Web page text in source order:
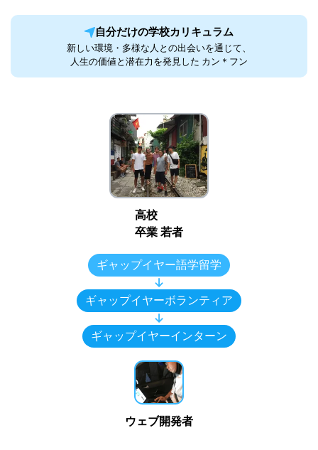
自分だけの学校カリキュラム
新しい環境・多様な人との出会いを通じて、
人生の価値と潜在力を発見した カン＊フン
高校
卒業 若者
ギャップイヤー語学留学
↓
ギャップイヤーボランティア
↓
ギャップイヤーインターン
ウェブ開発者